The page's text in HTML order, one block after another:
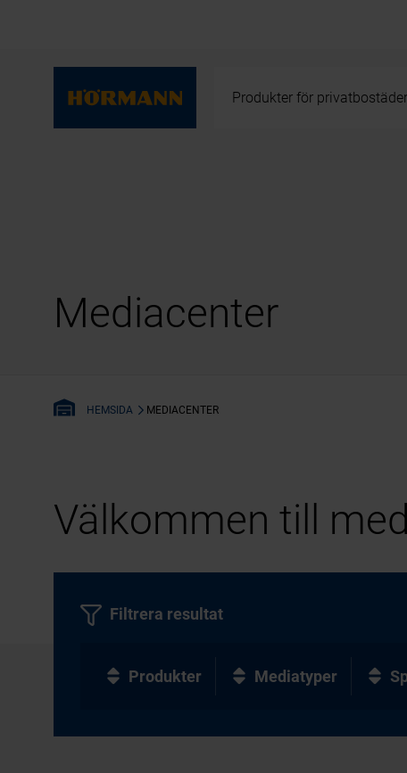
Produkter för privatbostäder
Mediacenter
HEMSIDA MEDIACENTER
Välkommen till
Filtrera resultat
Produkter Mediatyper